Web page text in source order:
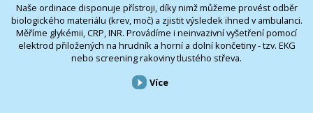
Naše ordinace disponuje přístroji, díky nimž můžeme provést odběr
biologického materiálu (krev, moč) a zjistit výsledek ihned v ambulanci.
Měříme glykémii, CRP, INR. Provádíme i neinvazivní vyšetření pomocí
elektrod přiložených na hrudník a horní a dolní končetiny - tzv. EKG
nebo screening rakoviny tlustého střeva.
Více